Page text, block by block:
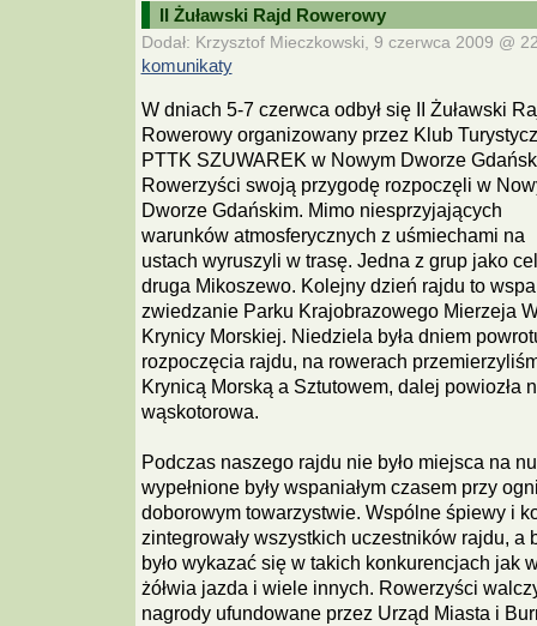
II Żuławski Rajd Rowerowy
Dodał: Krzysztof Mieczkowski, 9 czerwca 2009 @
komunikaty
W dniach 5-7 czerwca odbył się II Żuławski
Rowerowy organizowany przez Klub
PTTK SZUWAREK w Nowym Dworze
Rowerzyści swoją przygodę rozpoczęli w
Dworze Gdańskim. Mimo niesprzyjających
warunków atmosferycznych z uśmiechami na
ustach wyruszyli w trasę. Jedna z grup jako
druga Mikoszewo. Kolejny dzień rajdu to
zwiedzanie Parku Krajobrazowego Mierzeja
Krynicy Morskiej. Niedziela była dniem
rozpoczęcia rajdu, na rowerach
Krynicą Morską a Sztutowem, dalej powiozła
wąskotorowa.
Podczas naszego rajdu nie było miejsca na
wypełnione były wspaniałym czasem przy
doborowym towarzystwie. Wspólne śpiewy i
zintegrowały wszystkich uczestników rajdu, a
było wykazać się w takich konkurencjach jak
żółwia jazda i wiele innych. Rowerzyści
nagrody ufundowane przez Urząd Miasta i